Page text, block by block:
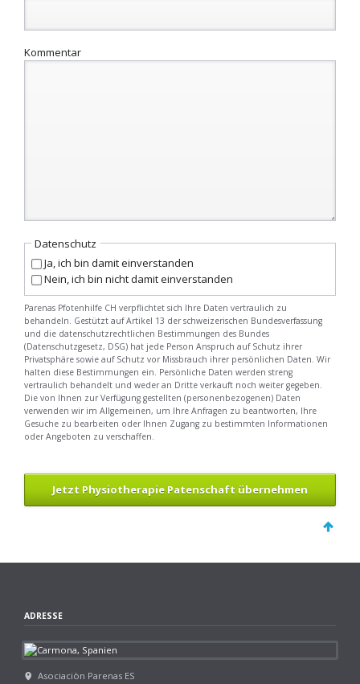
Kommentar
Datenschutz
Ja, ich bin damit einverstanden
Nein, ich bin nicht damit einverstanden
Parenas Pfotenhilfe CH verpflichtet sich Ihre Daten vertraulich zu
behandeln. Gestützt auf Artikel 13 der schweizerischen Bundesverfassung
und die datenschutzrechtlichen Bestimmungen des Bundes
(Datenschutzgesetz, DSG) hat jede Person Anspruch auf Schutz ihrer
Privatsphäre sowie auf Schutz vor Missbrauch ihrer persönlichen Daten. Wir
halten diese Bestimmungen ein. Persönliche Daten werden streng
vertraulich behandelt und weder an Dritte verkauft noch weiter gegeben.
Die von Ihnen zur Verfügung gestellten (personenbezogenen) Daten
verwenden wir im Allgemeinen, um Ihre Anfragen zu beantworten, Ihre
Gesuche zu bearbeiten oder Ihnen Zugang zu bestimmten Informationen
oder Angeboten zu verschaffen.
Jetzt Physiotherapie Patenschaft übernehmen
ADRESSE
Asociaciòn Parenas ES